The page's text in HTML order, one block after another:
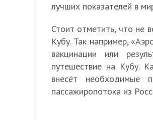
лучших показателей в
Стоит отметить, что не
Кубу. Так например,
вакцинации или
путешествие на Кубу.
внесёт необходимые
пассажиропотока из